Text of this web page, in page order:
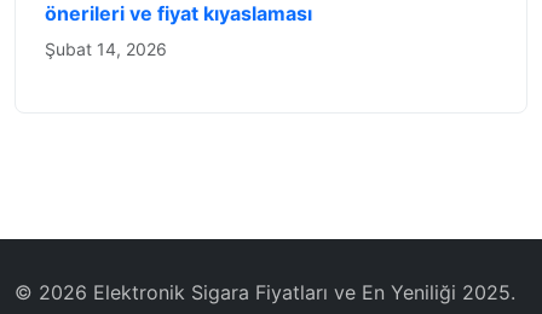
önerileri ve fiyat kıyaslaması
Şubat 14, 2026
© 2026 Elektronik Sigara Fiyatları ve En Yeniliği 2025.